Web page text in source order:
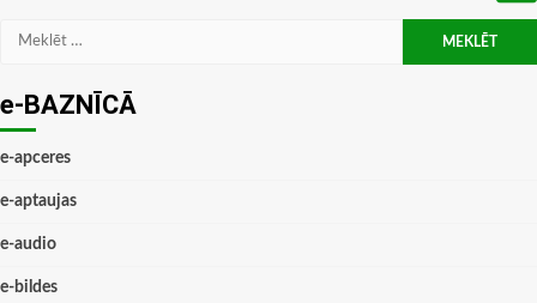
Meklēt:
e-BAZNĪCĀ
e-apceres
e-aptaujas
e-audio
e-bildes